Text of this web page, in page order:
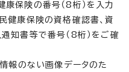
保険の番号（8桁）を入力
健康保険の資格確認書、資
知書等で番号（8桁）をご確
情報のない画像データのた